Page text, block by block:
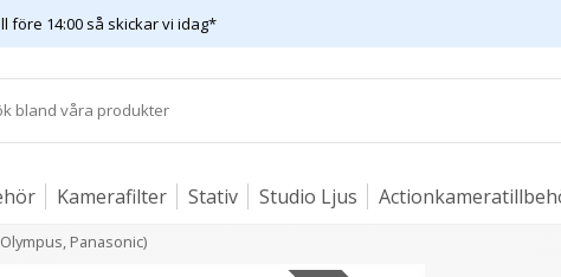
före 14:00 så skickar vi idag*
Kamerafilter Stativ Studio Ljus
Panasonic)